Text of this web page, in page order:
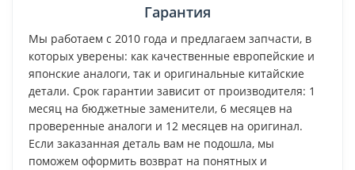
Гарантия
Мы работаем с 2010 года и предлагаем запчасти, в
которых уверены: как качественные европейские и
японские аналоги, так и оригинальные китайские
детали. Срок гарантии зависит от производителя: 1
месяц на бюджетные заменители, 6 месяцев на
проверенные аналоги и 12 месяцев на оригинал.
Если заказанная деталь вам не подошла, мы
поможем оформить возврат на понятных и